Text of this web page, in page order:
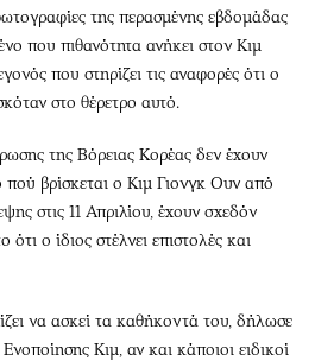
της περασμένης εβδομάδας
που πιθανότητα ανήκει στον Κιμ
που στηρίζει τις αναφορές ότι ο
στο θέρετρο αυτό.
της Βόρειας Κορέας δεν έχουν
πού βρίσκεται ο Κιμ Γιονγκ Ουν από
στις 11 Απριλίου, έχουν σχεδόν
ο ίδιος στέλνει επιστολές και
να ασκεί τα καθήκοντά του, δήλωσε
Κιμ, αν και κάποιοι ειδικοί